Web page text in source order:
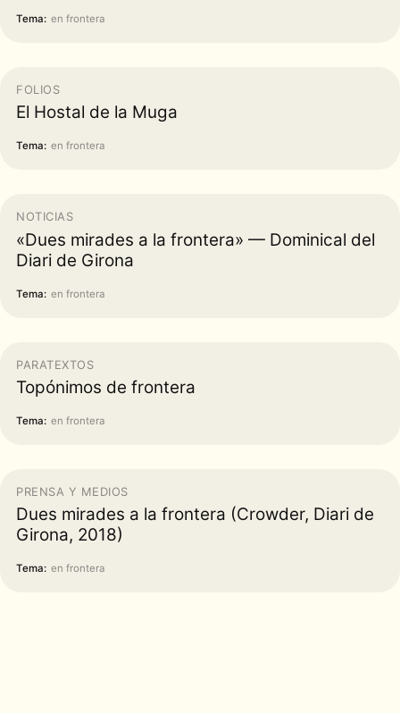
Tema: en frontera
FOLIOS
El Hostal de la Muga
Tema: en frontera
NOTICIAS
«Dues mirades a la frontera» — Dominical del
Diari de Girona
Tema: en frontera
PARATEXTOS
Topónimos de frontera
Tema: en frontera
PRENSA Y MEDIOS
Dues mirades a la frontera (Crowder, Diari de
Girona, 2018)
Tema: en frontera